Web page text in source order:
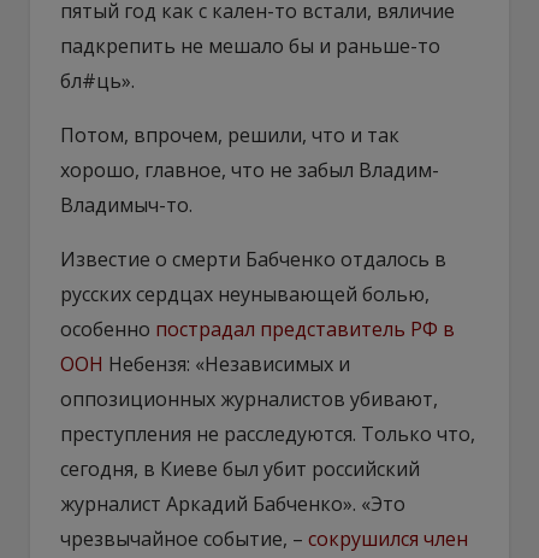
пятый год как с кален-то встали, вяличие
падкрепить не мешало бы и раньше-то
бл#ць».
Потом, впрочем, решили, что и так
хорошо, главное, что не забыл Владим-
Владимыч-то.
Известие о смерти Бабченко отдалось в
русских сердцах неунывающей болью,
особенно пострадал представитель РФ в
ООН Небензя: «Независимых и
оппозиционных журналистов убивают,
преступления не расследуются. Только что,
сегодня, в Киеве был убит российский
журналист Аркадий Бабченко». «Это
чрезвычайное событие, – сокрушился член